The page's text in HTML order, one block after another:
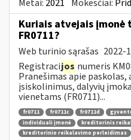
Metai: 2021 Mokesčiai:
Kuriais atvejais
FR0711?
Web turinio sąrašas 2022-
Registracijos numeris
Pranešimas apie
įsiskolinimus, dalyvių
vienetams (FR0711)...
fr0711 fr0711c fr0711d
individuali įmonė
kreditorinis
kreditorinio reikalavimo perleidimas